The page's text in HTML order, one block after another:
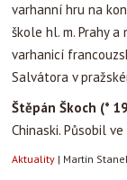
varhanní hru na
škole hl. m. Prahy a
varhanicí
Salvátora v
Štěpán Škoch (*
Chinaski. Působil
Aktuality | Martin